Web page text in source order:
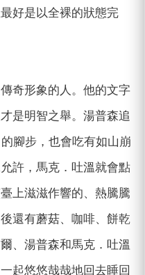
好是以全裸的狀態完
奇形象的人。他的文字
是明智之舉。湯普森追
腳步，也會吃有如山崩
許，馬克．吐溫就會點
上滋滋作響的、熱騰騰
還有蘑菇、咖啡、餅乾
、湯普森和馬克．吐溫
起悠悠哉哉地回去睡回